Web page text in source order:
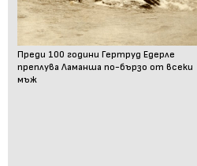
Преди 100 години Гертруд Едерле
преплува Ламанша по-бързо от всеки
мъж